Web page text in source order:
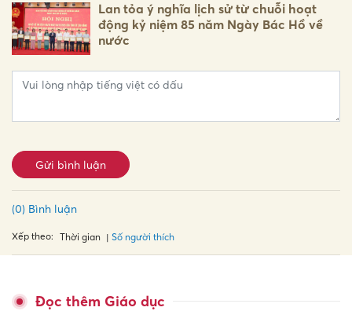
Lan tỏa ý nghĩa lịch sử từ chuỗi hoạt
động kỷ niệm 85 năm Ngày Bác Hồ về
nước
Gửi bình luận
(0) Bình luận
Xếp theo: Thời gian Số người thích
Đọc thêm Giáo dục